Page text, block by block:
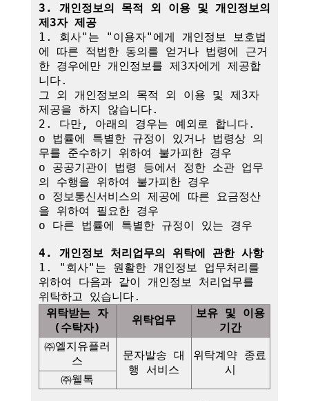
3. 개인정보의 목적 외 이용 및 개인정보의
제3자 제공
1. 회사"는 "이용자"에게 개인정보 보호법
에 따른 적법한 동의를 얻거나 법령에 근거
한 경우에만 개인정보를 제3자에게 제공합
니다.
그 외 개인정보의 목적 외 이용 및 제3자
제공을 하지 않습니다.
2. 다만, 아래의 경우는 예외로 합니다.
o 법률에 특별한 규정이 있거나 법령상 의
무를 준수하기 위하여 불가피한 경우
o 공공기관이 법령 등에서 정한 소관 업무
의 수행을 위하여 불가피한 경우
o 정보통신서비스의 제공에 따른 요금정산
을 위하여 필요한 경우
o 다른 법률에 특별한 규정이 있는 경우
4. 개인정보 처리업무의 위탁에 관한 사항
1. "회사"는 원활한 개인정보 업무처리를
위하여 다음과 같이 개인정보 처리업무를
위탁받는 자
(수탁자)
위탁업무
보유 및 이용
기간
㈜엘지유플러
스
문자발송 대
행 서비스
위탁계약 종료
시
㈜웰톡